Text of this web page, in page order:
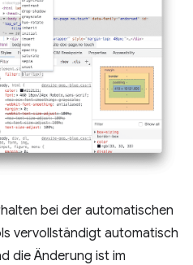
bei der automatischen
vervollständigt automatisch
die Änderung ist im